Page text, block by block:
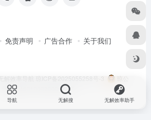
免责声明 广告合作 关于我们
无解效率导航 琼ICP备2025055258号-3
琼公
网安备46010002000981号
导航 无解搜 无解效率助手